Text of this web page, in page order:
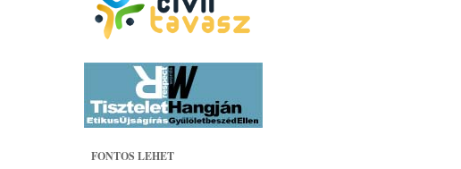
FONTOS LEHET